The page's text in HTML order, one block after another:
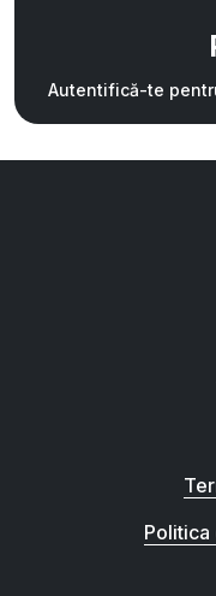
Autentifică-te